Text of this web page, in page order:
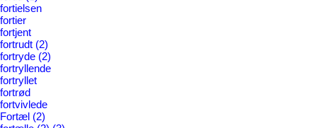
fortielsen
fortier
fortjent
fortrudt (2)
fortryde (2)
fortryllende
fortryllet
fortrød
fortvivlede
Fortæl (2)